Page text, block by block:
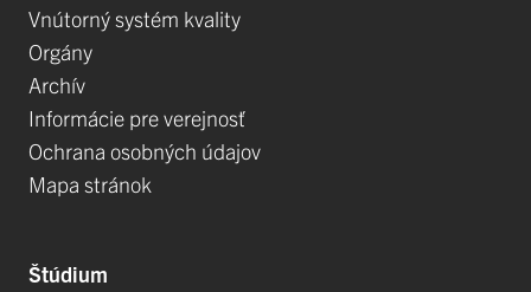
Vnútorný systém kvality
Orgány
Archív
Informácie pre verejnosť
Ochrana osobných údajov
Mapa stránok
Štúdium